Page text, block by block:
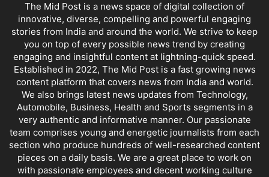
The Mid Post is a news space of digital collection of
innovative, diverse, compelling and powerful engaging
stories from India and around the world. We strive to keep
you on top of every possible news trend by creating
engaging and insightful content at lightning-quick speed.
Established in 2022, The Mid Post is a fast growing news
content platform that covers news from India and world.
We also brings latest news updates from Technology,
Automobile, Business, Health and Sports segments in a
very authentic and informative manner. Our passionate
team comprises young and energetic journalists from each
section who produce hundreds of well-researched content
pieces on a daily basis. We are a great place to work on
with passionate employees and decent working culture